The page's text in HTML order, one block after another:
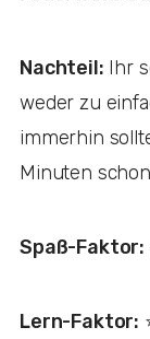
Nachteil: Ihr
weder zu
immerhin
Minuten
Spaß-Faktor:
Lern-Faktor: